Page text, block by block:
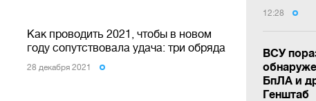
12:28
ВСУ
БпЛА и
Генштаб
Как проводить 2021, чтобы в новом
году сопутствовала удача: три обряда
28 декабря 2021